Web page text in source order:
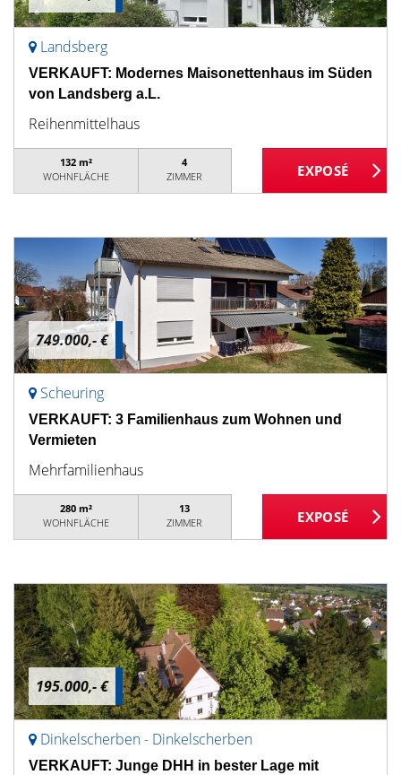
Landsberg
VERKAUFT: Modernes Maisonettenhaus im Süden
von Landsberg a.L.
Reihenmittelhaus
132 m²
WOHNFLÄCHE
4
ZIMMER
749.000,- €
Scheuring
VERKAUFT: 3 Familienhaus zum Wohnen und
Vermieten
Mehrfamilienhaus
280 m²
WOHNFLÄCHE
13
ZIMMER
195.000,- €
Dinkelscherben - Dinkelscherben
VERKAUFT: Junge DHH in bester Lage mit